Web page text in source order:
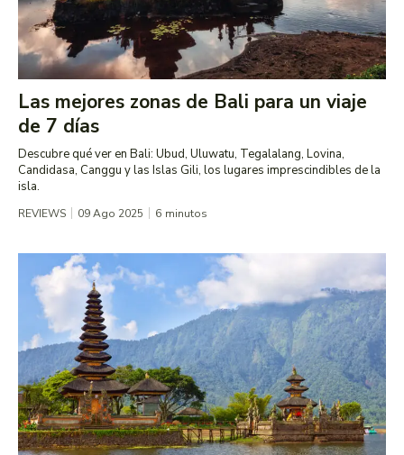
Las mejores zonas de Bali para un viaje
de 7 días
Descubre qué ver en Bali: Ubud, Uluwatu, Tegalalang, Lovina,
Candidasa, Canggu y las Islas Gili, los lugares imprescindibles de la
isla.
REVIEWS 09 Ago 2025 6 minutos